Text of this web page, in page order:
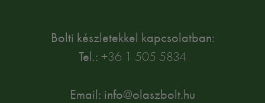
Bolti készletekkel kapcsolatban:
Tel.: +36 1 505 5834
Email: info@olaszbolt.hu